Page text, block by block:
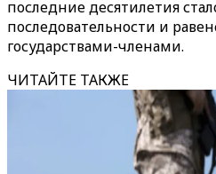
последние десятилетия
последовательности и
государствами-членами.
ЧИТАЙТЕ ТАКЖЕ